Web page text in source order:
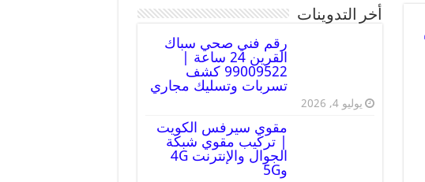
أخر التدوينات
رقم فني صحي سباك
القرين 24 ساعة |
99009522 كشف
تسربات وتسليك مجاري
يوليو 4, 2026
مقوي سيرفس الكويت
| تركيب مقوي شبكة
الجوال والإنترنت 4G
و5G